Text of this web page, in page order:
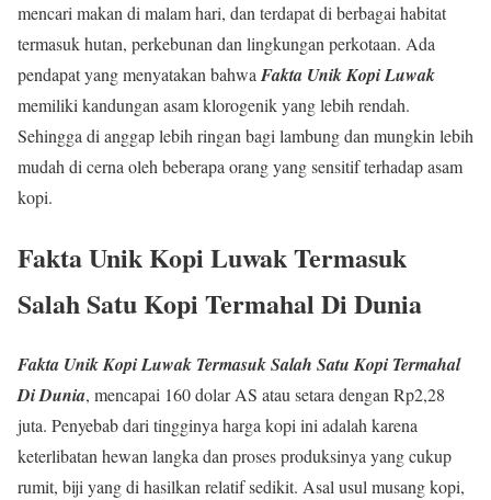
mencari makan di malam hari, dan terdapat di berbagai habitat
termasuk hutan, perkebunan dan lingkungan perkotaan. Ada
pendapat yang menyatakan bahwa Fakta Unik Kopi Luwak
memiliki kandungan asam klorogenik yang lebih rendah.
Sehingga di anggap lebih ringan bagi lambung dan mungkin lebih
mudah di cerna oleh beberapa orang yang sensitif terhadap asam
kopi.
Fakta Unik Kopi LuwakTermasuk
Salah Satu Kopi Termahal Di Dunia
Fakta Unik Kopi Luwak Termasuk Salah Satu Kopi Termahal
Di Dunia, mencapai 160 dolar AS atau setara dengan Rp2,28
juta. Penyebab dari tingginya harga kopi ini adalah karena
keterlibatan hewan langka dan proses produksinya yang cukup
rumit, biji yang di hasilkan relatif sedikit. Asal usul musang kopi,